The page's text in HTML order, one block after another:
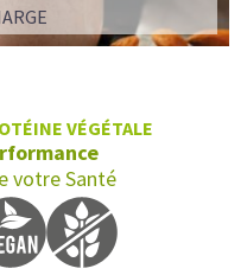
VÉGÉTALE
votre Santé